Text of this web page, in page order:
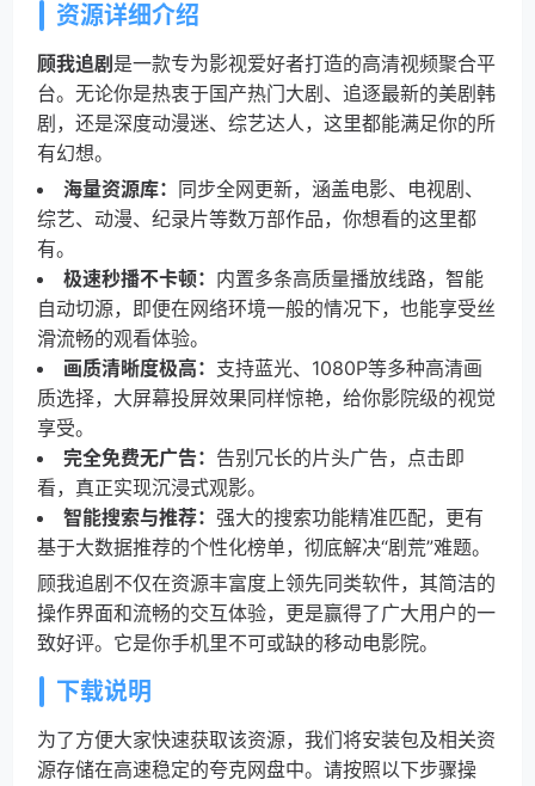
资源详细介绍
顾我追剧 是一款专为影视爱好者打造的高清视频聚合平
台。无论你是热衷于国产热门大剧、追逐最新的美剧韩
剧，还是深度动漫迷、综艺达人，这里都能满足你的所
有幻想。
海量资源库： 同步全网更新，涵盖电影、电视剧、
综艺、动漫、纪录片等数万部作品，你想看的这里都
有。
极速秒播不卡顿： 内置多条高质量播放线路，智能
自动切源，即便在网络环境一般的情况下，也能享受丝
滑流畅的观看体验。
画质清晰度极高： 支持蓝光、1080P等多种高清画
质选择，大屏幕投屏效果同样惊艳，给你影院级的视觉
享受。
完全免费无广告： 告别冗长的片头广告，点击即
看，真正实现沉浸式观影。
智能搜索与推荐： 强大的搜索功能精准匹配，更有
基于大数据推荐的个性化榜单，彻底解决“剧荒”难题。
顾我追剧不仅在资源丰富度上领先同类软件，其简洁的
操作界面和流畅的交互体验，更是赢得了广大用户的一
致好评。它是你手机里不可或缺的移动电影院。
下载说明
为了方便大家快速获取该资源，我们将安装包及相关资
源存储在高速稳定的夸克网盘中。请按照以下步骤操